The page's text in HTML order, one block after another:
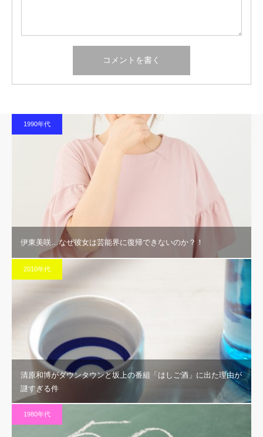
1990年代
伊東美咲…なぜ彼女は芸能界に復帰できないのか？！
2010年代
清原和博がダウンタウンと坂上の番組「はしご酒」に出た理由が
謎すぎる件
1980年代